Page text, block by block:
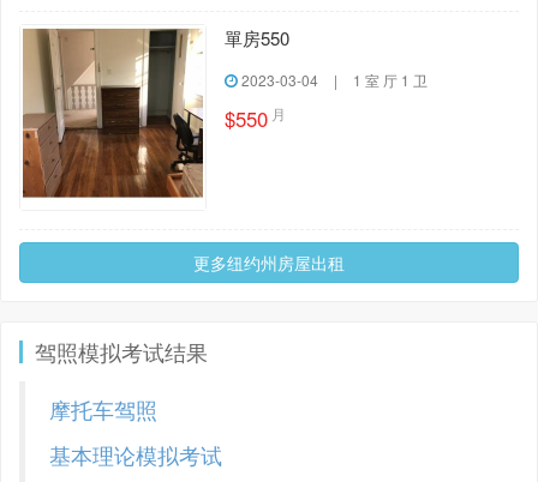
單房550
2023-03-04 | 1 室 厅 1 卫
$550 月
更多纽约州房屋出租
驾照模拟考试结果
摩托车驾照
基本理论模拟考试